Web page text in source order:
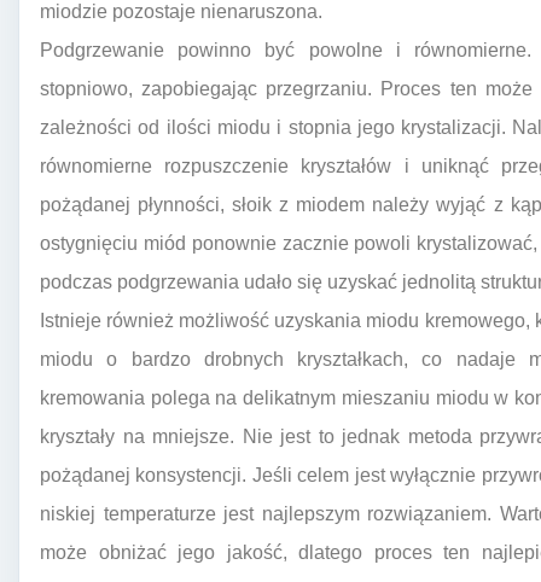
miodzie pozostaje nienaruszona.
Podgrzewanie powinno być powolne i
stopniowo, zapobiegając przegrzaniu. Proces ten
zależności od ilości miodu i stopnia jego krystalizacji.
równomierne rozpuszczenie kryształów i uniknąć
pożądanej płynności, słoik z miodem należy wyjąć z
ostygnięciu miód ponownie zacznie powoli
podczas podgrzewania udało się uzyskać jednolitą
Istnieje również możliwość uzyskania miodu
miodu o bardzo drobnych kryształkach, co nadaje
kremowania polega na delikatnym mieszaniu miodu w
kryształy na mniejsze. Nie jest to jednak metoda
pożądanej konsystencji. Jeśli celem jest wyłącznie
niskiej temperaturze jest najlepszym rozwiązaniem.
może obniżać jego jakość, dlatego proces ten